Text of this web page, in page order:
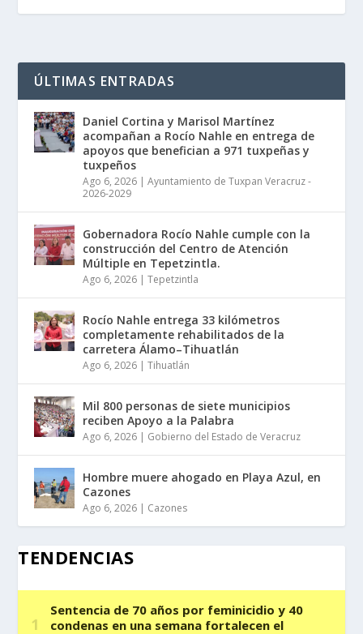
ÚLTIMAS ENTRADAS
Daniel Cortina y Marisol Martínez
acompañan a Rocío Nahle en entrega de
apoyos que benefician a 971 tuxpeñas y
tuxpeños
Ago 6, 2026 |Ayuntamiento de Tuxpan Veracruz -
2026-2029
Gobernadora Rocío Nahle cumple con la
construcción del Centro de Atención
Múltiple en Tepetzintla.
Ago 6, 2026 |Tepetzintla
Rocío Nahle entrega 33 kilómetros
completamente rehabilitados de la
carretera Álamo–Tihuatlán
Ago 6, 2026 |Tihuatlán
Mil 800 personas de siete municipios
reciben Apoyo a la Palabra
Ago 6, 2026 | Gobierno del Estado de Veracruz
Hombre muere ahogado en Playa Azul, en
Cazones
Ago 6, 2026 | Cazones
TENDENCIAS